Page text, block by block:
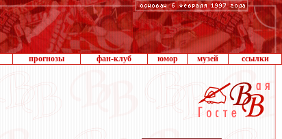
прогнозы фан-клуб юмор музей ссылки